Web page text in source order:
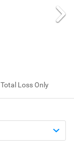
Total Loss Only